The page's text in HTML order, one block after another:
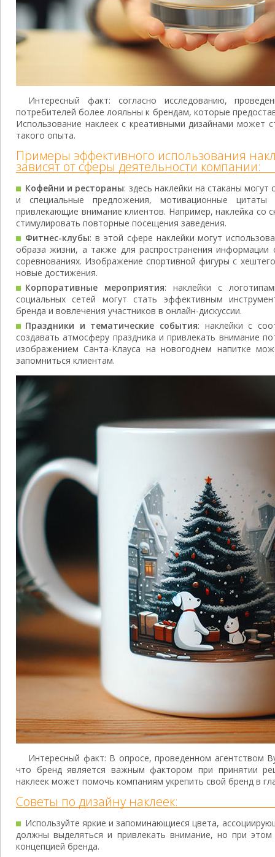
Интересный факт: согласно исследованию,
потребителей более лояльны к брендам, которые
Использование наклеек с креативными дизайнами может
такого опыта.
Примеры эффективного использования
зависят от сферы деятельности компании:
Кофейни и рестораны: здесь наклейки на стаканы
и специальные предложения, мотивационные
привлекающие внимание клиентов. Например, наклейка со
стимулировать повторные посещения заведения.
Фитнес-клубы: в этой сфере наклейки могут
образа жизни, а также для распространения
соревнованиях. Изображение спортивной фигуры с
новые достижения.
Корпоративные мероприятия: наклейки с
социальных сетей могут стать эффективным
бренда и вовлечения участников в онлайн-дискуссии.
Праздники и тематические события: наклейки с
создавать атмосферу праздника и привлекать внимание
изображением Санта-Клауса на новогоднем напитке
запомниться клиентам.
Интересный факт: В опросе, проведенном агентством
что бренд является важным фактором при принятии
наклеек может помочь компаниям укрепить свой бренд в
Советы по дизайну наклеек:
Используйте яркие и запоминающиеся цвета,
должны выделяться и привлекать внимание, но при
концепцией бренда.